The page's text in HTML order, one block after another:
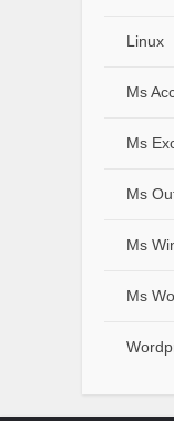
Linux
Ms
Ms
Ms
Ms
Ms